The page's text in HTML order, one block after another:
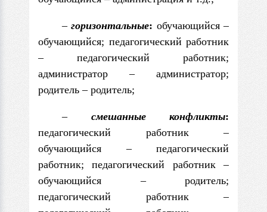
–горизонтальные: обучающийся –
обучающийся; педагогический работник
– педагогический работник;
администратор – администратор;
родитель – родитель;
– смешанные конфликты:
педагогический работник –
обучающийся – педагогический
работник; педагогический работник –
обучающийся – родитель;
педагогический работник –